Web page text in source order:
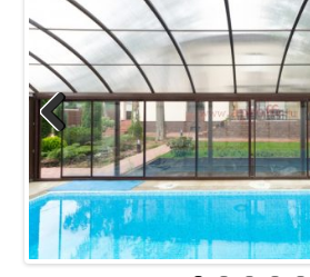
Previous